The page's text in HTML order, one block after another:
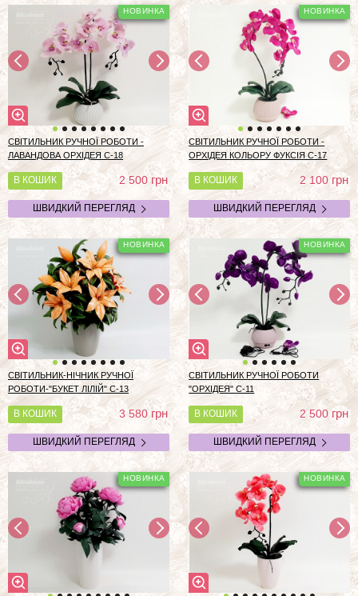
СВІТИЛЬНИК РУЧНОЇ РОБОТИ -
ЛАВАНДОВА ОРХІДЕЯ С-18
В КОШИК 2 500грн
ШВИДКИЙ ПЕРЕГЛЯД
СВІТИЛЬНИК РУЧНОЇ РОБОТИ -
ОРХІДЕЯ КОЛЬОРУ ФУКСІЯ С-17
В КОШИК 2 100грн
ШВИДКИЙ ПЕРЕГЛЯД
СВІТИЛЬНИК-НІЧНИК РУЧНОЇ
РОБОТИ-"БУКЕТ ЛІЛІЙ" С-13
В КОШИК 3 580грн
ШВИДКИЙ ПЕРЕГЛЯД
СВІТИЛЬНИК РУЧНОЇ РОБОТИ
"ОРХІДЕЯ" С-11
В КОШИК 2 500грн
ШВИДКИЙ ПЕРЕГЛЯД